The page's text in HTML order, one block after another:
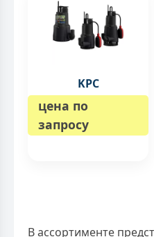
KPC
цена по
запросу
В ассортименте